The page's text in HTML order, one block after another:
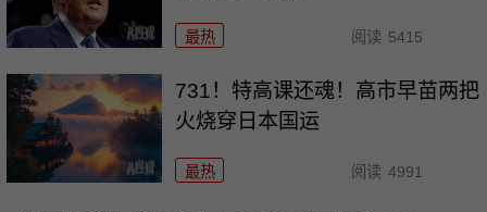
最热 阅读 5415
731！特高课还魂！高市早苗两把
火烧穿日本国运
最热 阅读 4991